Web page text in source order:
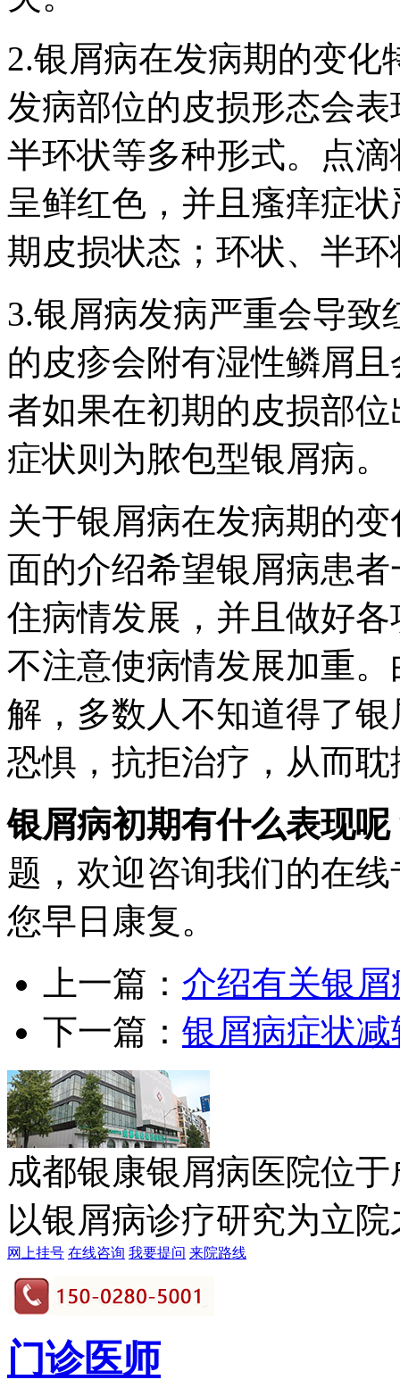
2.银屑病在发病期的变
发病部位的皮损形态会
半环状等多种形式。点
呈鲜红色，并且瘙痒症
期皮损状态；环状、半
3.银屑病发病严重会导
的皮疹会附有湿性鳞屑
者如果在初期的皮损部
症状则为脓包型银屑病。
关于银屑病在发病期的
面的介绍希望银屑病患
住病情发展，并且做好
不注意使病情发展加重
解，多数人不知道得了
恐惧，抗拒治疗，从而
银屑病初期有什么表现呢
题，欢迎咨询我们的在
您早日康复。
上一篇： 介绍有关银
下一篇： 银屑病症状
成都银康银屑病医院位
以银屑病诊疗研究为立院
网上挂号 在线咨询 我要提问 来院路线
门诊医师